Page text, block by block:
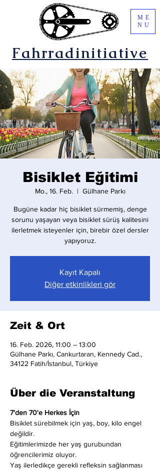
Fahrradinitiative
ME
NU
Bisiklet Eğitimi
Mo., 16. Feb.
  |
Gülhane Parkı
Bugüne kadar hiç bisiklet sürmemiş, denge
sorunu yaşayan veya bisiklet sürüş kalitesini
ilerletmek isteyenler için, birebir özel dersler
yapıyoruz.
Kayıt Kapalı
Diğer etkinlikleri gör
Zeit & Ort
16. Feb. 2026, 11:00 – 13:00
Gülhane Parkı, Cankurtaran, Kennedy Cad.,
34122 Fatih/İstanbul, Türkiye
Über die Veranstaltung
7'den 70'e Herkes İçin
Bisiklet sürebilmek için yaş, boy, kilo engel
değildir.
Eğitimlerimizde her yaş gurubundan
öğrencilerimiz oluyor.
Yaş ilerledikçe gerekli refleksin sağlanması